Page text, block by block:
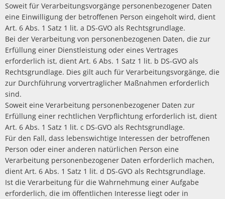
Soweit für Verarbeitungsvorgänge personenbezogener Daten
eine Einwilligung der betroffenen Person eingeholt wird, dient
Art. 6 Abs. 1 Satz 1 lit. a DS-GVO als Rechtsgrundlage.
Bei der Verarbeitung von personenbezogenen Daten, die zur
Erfüllung einer Dienstleistung oder eines Vertrages
erforderlich ist, dient Art. 6 Abs. 1 Satz 1 lit. b DS-GVO als
Rechtsgrundlage. Dies gilt auch für Verarbeitungsvorgänge, die
zur Durchführung vorvertraglicher Maßnahmen erforderlich
sind.
Soweit eine Verarbeitung personenbezogener Daten zur
Erfüllung einer rechtlichen Verpflichtung erforderlich ist, dient
Art. 6 Abs. 1 Satz 1 lit. c DS-GVO als Rechtsgrundlage.
Für den Fall, dass lebenswichtige Interessen der betroffenen
Person oder einer anderen natürlichen Person eine
Verarbeitung personenbezogener Daten erforderlich machen,
dient Art. 6 Abs. 1 Satz 1 lit. d DS-GVO als Rechtsgrundlage.
Ist die Verarbeitung für die Wahrnehmung einer Aufgabe
erforderlich, die im öffentlichen Interesse liegt oder in